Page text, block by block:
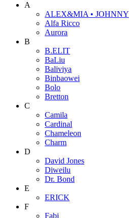
A
ALEX&MIA • JOHNNY
Alfa Ricco
Aurora
B
B.ELIT
BaLiu
Baliviya
Binbaowei
Bolo
Bretton
C
Camila
Cardinal
Chameleon
Charm
D
David Jones
Diweilu
Dr. Bond
E
ERICK
F
Fabi